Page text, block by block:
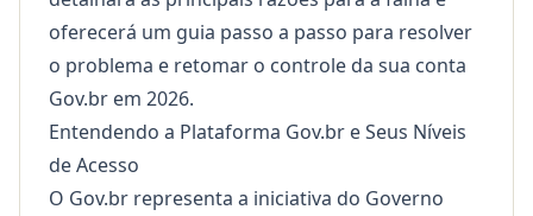
oferecerá um guia passo a passo para resolver
o problema e retomar o controle da sua conta
Gov.br em 2026.
Entendendo a Plataforma Gov.br e Seus Níveis
de Acesso
O Gov.br representa a iniciativa do Governo